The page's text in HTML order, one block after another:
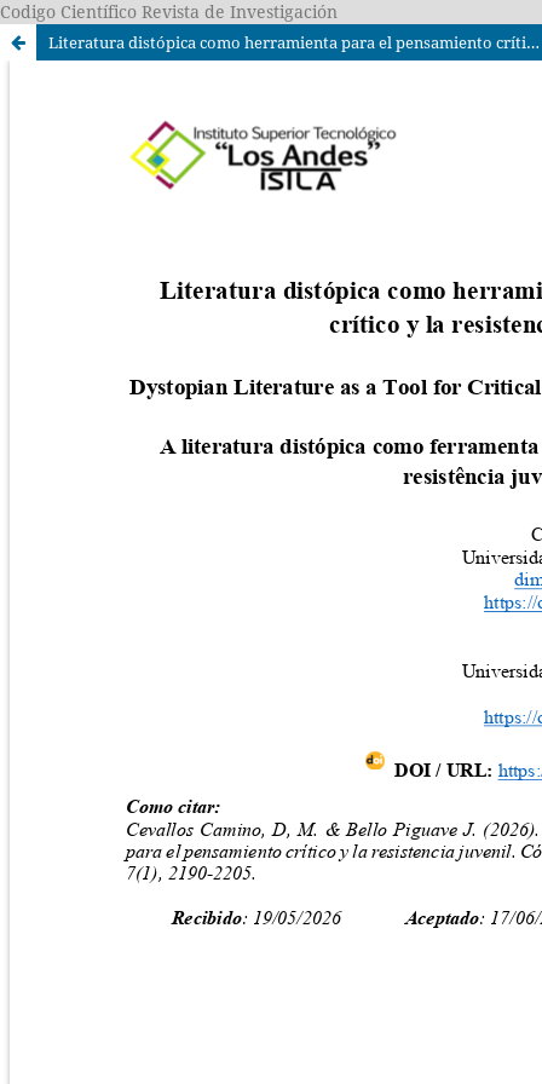
Codigo Científico Revista de Investigación
Literatura distópica como herramienta para el pensamiento crítico y la resistencia juvenil